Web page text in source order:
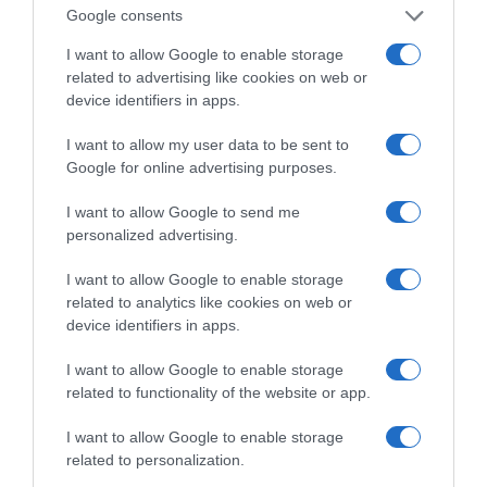
Google consents
I want to allow Google to enable storage
related to advertising like cookies on web or
device identifiers in apps.
I want to allow my user data to be sent to
Google for online advertising purposes.
I want to allow Google to send me
personalized advertising.
I want to allow Google to enable storage
related to analytics like cookies on web or
device identifiers in apps.
I want to allow Google to enable storage
related to functionality of the website or app.
I want to allow Google to enable storage
related to personalization.
ευρωπαϊκή της πορεία, για άλλη μια φορά
στάθηκε απέναντί μας. Και ήταν απ’ τις χώρες
εκείνες που τάχθηκαν στο πλευρό των
Σκοπίων.
Πάντως το γεγονός ότι απ’ τον Ιούνη
είναι ευνοϊκό για μας, αφού στο Ευρωπαϊκό
Συμβούλιο του Δεκέμβρη θα συζητηθεί και η
ενταξιακή πορεία των Σκοπίων στην ΕΕ.
Ενώ θα πρέπει να επισημανθεί ότι σε αυτήν τη
σύνοδο του ΝΑΤΟ ο Πρόεδρος Μπους ήταν ο
μεγάλος ηττημένος. Εκτός απ’ τις εξελίξεις στο
της μη συμφωνίας για πρόσκληση σε Ουκρανία
και Γεωργία.